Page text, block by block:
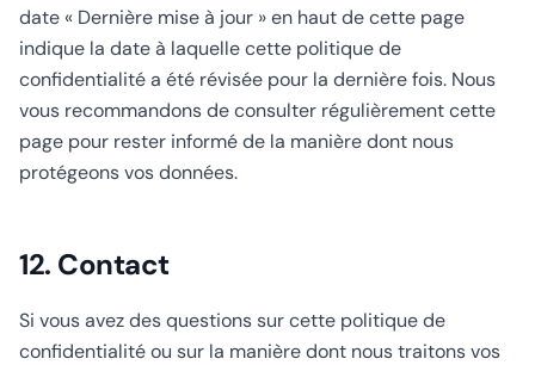
date « Dernière mise à jour » en haut de cette page
indique la date à laquelle cette politique de
confidentialité a été révisée pour la dernière fois. Nous
vous recommandons de consulter régulièrement cette
page pour rester informé de la manière dont nous
protégeons vos données.
12. Contact
Si vous avez des questions sur cette politique de
confidentialité ou sur la manière dont nous traitons vos